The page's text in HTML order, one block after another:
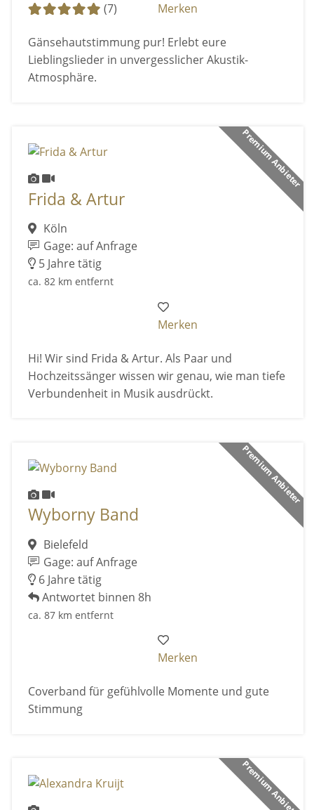
(7)
Merken
Gänsehautstimmung pur! Erlebt eure
Lieblingslieder in unvergesslicher Akustik-
Atmosphäre.
Premium Anbieter
Frida & Artur
Köln
Gage: auf Anfrage
5 Jahre tätig
ca. 82 km entfernt
Merken
Hi! Wir sind Frida & Artur. Als Paar und
Hochzeitssänger wissen wir genau, wie man tiefe
Verbundenheit in Musik ausdrückt.
Premium Anbieter
Wyborny Band
Bielefeld
Gage: auf Anfrage
6 Jahre tätig
Antwortet binnen 8h
ca. 87 km entfernt
Merken
Coverband für gefühlvolle Momente und gute
Stimmung
Premium Anbieter